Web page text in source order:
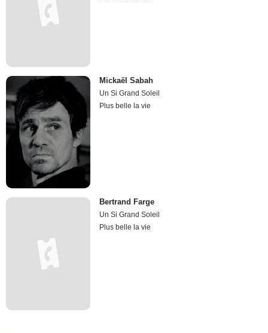
Mickaël Sabah
Un Si Grand Soleil
Plus belle la vie
Bertrand Farge
Un Si Grand Soleil
Plus belle la vie